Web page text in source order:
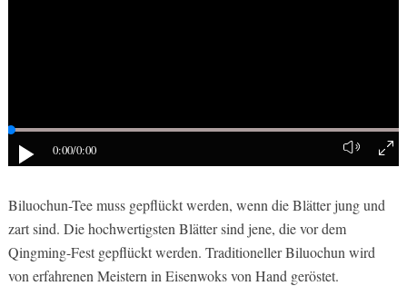
0:00/0:00
Biluochun-Tee muss gepflückt werden, wenn die Blätter jung und
zart sind. Die hochwertigsten Blätter sind jene, die vor dem
Qingming-Fest gepflückt werden. Traditioneller Biluochun wird
von erfahrenen Meistern in Eisenwoks von Hand geröstet.